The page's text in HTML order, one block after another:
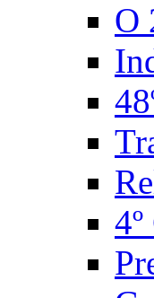
O